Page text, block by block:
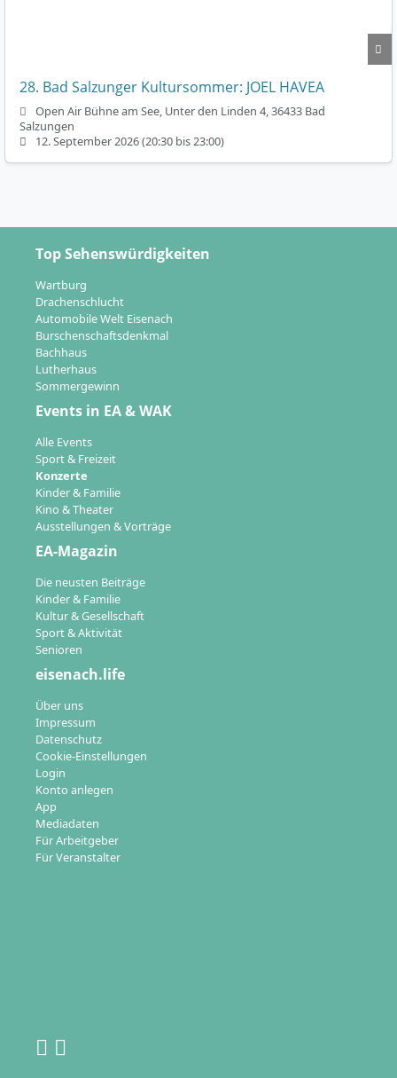
28. Bad Salzunger Kultursommer: JOEL HAVEA
Open Air Bühne am See, Unter den Linden 4, 36433 Bad
Salzungen
12. September 2026 (20:30 bis 23:00)
Top Sehenswürdigkeiten
Wartburg
Drachenschlucht
Automobile Welt Eisenach
Burschenschaftsdenkmal
Bachhaus
Lutherhaus
Sommergewinn
Events in EA & WAK
Alle Events
Sport & Freizeit
Konzerte
Kinder & Familie
Kino & Theater
Ausstellungen & Vorträge
EA-Magazin
Die neusten Beiträge
Kinder & Familie
Kultur & Gesellschaft
Sport & Aktivität
Senioren
eisenach.life
Über uns
Impressum
Datenschutz
Cookie-Einstellungen
Login
Konto anlegen
App
Mediadaten
Für Arbeitgeber
Für Veranstalter